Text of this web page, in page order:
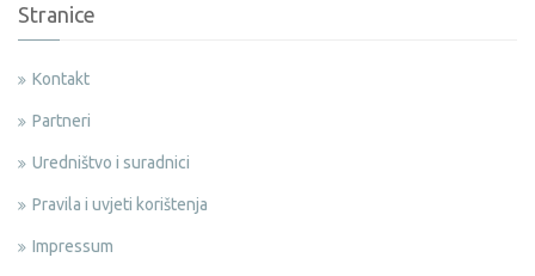
Stranice
Kontakt
Partneri
Uredništvo i suradnici
Pravila i uvjeti korištenja
Impressum